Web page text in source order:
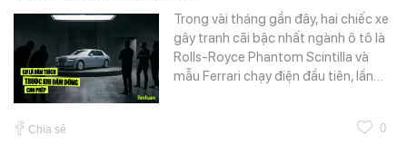
Trong vài tháng gần đây, hai chiếc xe
gây tranh cãi bậc nhất ngành ô tô là
Rolls-Royce Phantom Scintilla và
mẫu Ferrari chạy điện đầu tiên, lần…
Chia sẻ 0